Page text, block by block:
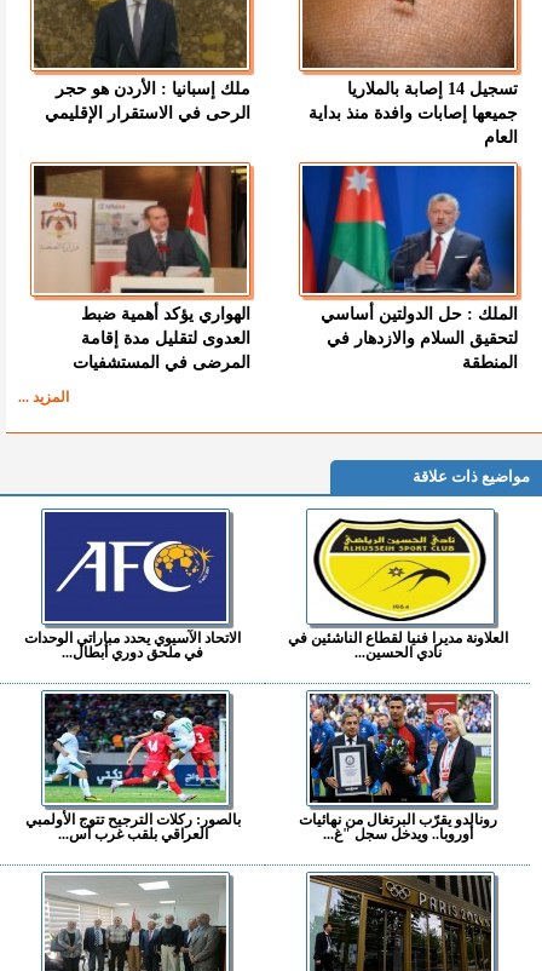
تسجيل 14 إصابة بالملاريا
جميعها إصابات وافدة منذ بداية
العام
ملك إسبانيا : الأردن هو حجر
الرحى في الاستقرار الإقليمي
الملك : حل الدولتين أساسي
لتحقيق السلام والازدهار في
المنطقة
الهواري يؤكد أهمية ضبط
العدوى لتقليل مدة إقامة
المرضى في المستشفيات
المزيد ...
مواضيع ذات علاقة
العلاونة مديرا فنيا لقطاع الناشئين في
نادي الحسين...
الاتحاد الآسيوي يحدد مباراتي الوحدات
في ملحق دوري أبطال...
رونالدو يقرّب البرتغال من نهائيات
أوروبا.. ويدخل سجل "غ...
بالصور: ركلات الترجيح تتوج الأولمبي
العراقي بلقب غرب آس...